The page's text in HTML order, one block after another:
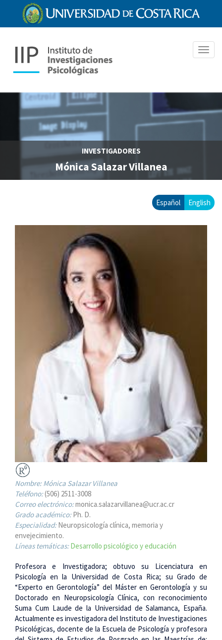
contenido
INVESTIGADORES
Mónica Salazar Villanea
Español English
Nombre:Mónica Salazar Villanea
Teléfono:(506) 2511-3008
Correo electrónico:monica.salazarvillanea@ucr.ac.cr
Grado académico:Ph. D.
Especialidad:Neuropsicología clínica, memoria y
envejecimiento.
Líneas temáticas:Desarrollo psicológico y educación
Profesora e Investigadora; obtuvo su Licenciatura en
Psicología en la Universidad de Costa Rica; su Grado de
“Experto en Gerontología” del Máster en Gerontología y su
Doctorado en Neuropsicología Clínica, con reconocimiento
Suma Cum Laude de la Universidad de Salamanca, España.
Actualmente es investigadora del Instituto de Investigaciones
Psicológicas, docente de la Escuela de Psicología y profesora